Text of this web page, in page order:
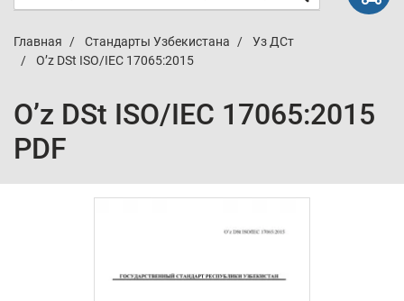
Главная Стандарты Узбекистана
Уз ДСт
O’z DSt ISO/IEC 17065:2015
O’z DSt ISO/IEC 17065:2015
PDF